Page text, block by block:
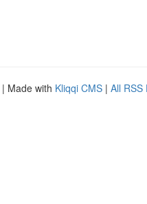
| Made with Kliqqi CMS | All RSS